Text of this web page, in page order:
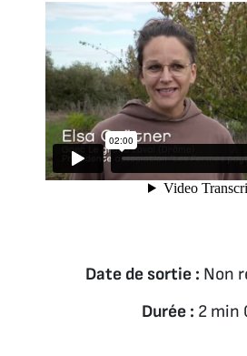
Date de sortie : Non
Durée : 2 min